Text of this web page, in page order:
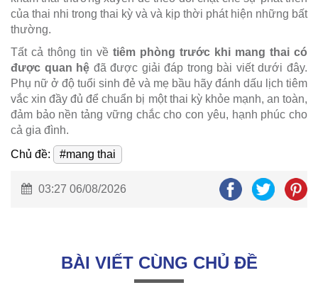
của thai nhi trong thai kỳ và và kịp thời phát hiện những bất
thường.
Tất cả thông tin về tiêm phòng trước khi mang thai có
được quan hệ đã được giải đáp trong bài viết dưới đây.
Phụ nữ ở độ tuổi sinh đẻ và mẹ bầu hãy đánh dấu lịch tiêm
vắc xin đầy đủ để chuẩn bị một thai kỳ khỏe mạnh, an toàn,
đảm bảo nền tảng vững chắc cho con yêu, hạnh phúc cho
cả gia đình.
Chủ đề:
#mang thai
03:27 06/08/2026
BÀI VIẾT CÙNG CHỦ ĐỀ